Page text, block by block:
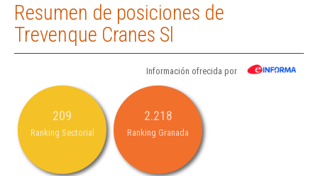
Resumen de posiciones de
Trevenque Cranes Sl
Información ofrecida por
209
Ranking Sectorial
2.218
Ranking Granada